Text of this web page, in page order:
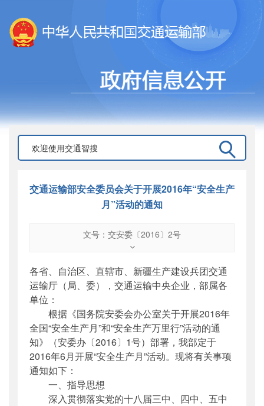
交通运输部安全委员会关于开展2016年“安全生产
月”活动的通知
文号：交安委〔2016〕2号
交安委〔2016〕2号
公开日期：2016年04月26日
主题词 ：
交通运输;安全生产月;通知
机构分类：安全与质量监督管理司
主题分类：安全质量
公文类型： 其他
各省、自治区、直辖市、新疆生产建设兵团交通
运输厅（局、委），交通运输中央企业，部属各
单位：
根据《国务院安委会办公室关于开展2016年
全国“安全生产月”和“安全生产万里行”活动的通
知》（安委办〔2016〕1号）部署，我部定于
2016年6月开展“安全生产月”活动。现将有关事项
通知如下：
一、指导思想
深入贯彻落实党的十八届三中、四中、五中